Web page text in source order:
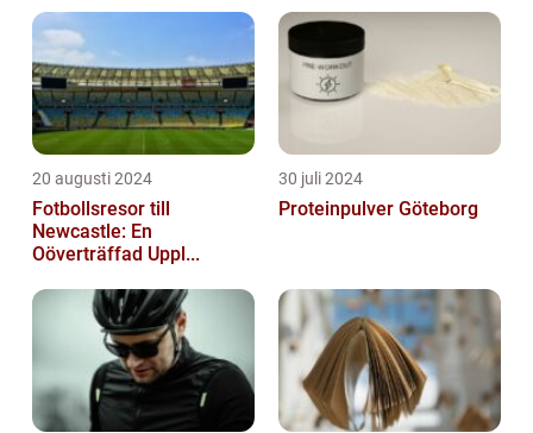
20 augusti 2024
Fotbollsresor till
Newcastle: En
Oöverträffad Uppl...
30 juli 2024
Proteinpulver Göteborg